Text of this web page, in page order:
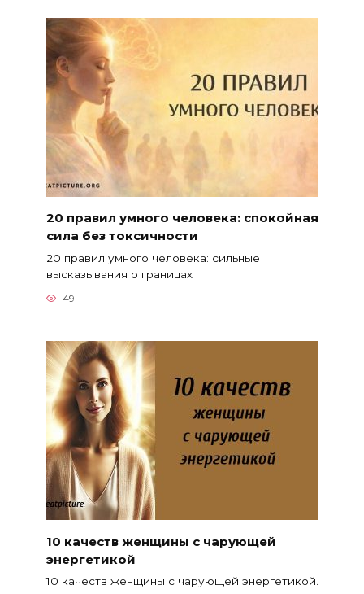
20 правил умного человека: спокойная
сила без токсичности
20 правил умного человека: сильные
высказывания о границах
49
10 качеств женщины с чарующей
энергетикой
10 качеств женщины с чарующей энергетикой.